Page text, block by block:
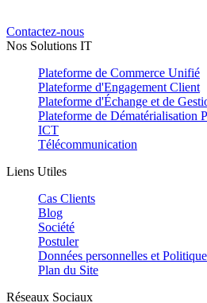
Contactez-nous
Nos Solutions IT
Plateforme de Commerce Unifié
Plateforme d'Engagement Client
Plateforme d'Échange et de
Plateforme de Dématérialisation
ICT
Télécommunication
Liens Utiles
Cas Clients
Blog
Société
Postuler
Données personnelles et
Plan du Site
Réseaux Sociaux